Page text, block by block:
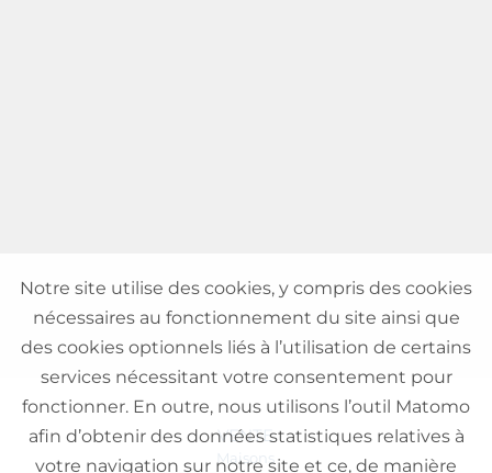
VENTE
Maisons
Notre site utilise des cookies, y compris des cookies
nécessaires au fonctionnement du site ainsi que
des cookies optionnels liés à l’utilisation de certains
services nécessitant votre consentement pour
fonctionner. En outre, nous utilisons l’outil Matomo
afin d’obtenir des données statistiques relatives à
votre navigation sur notre site et ce, de manière